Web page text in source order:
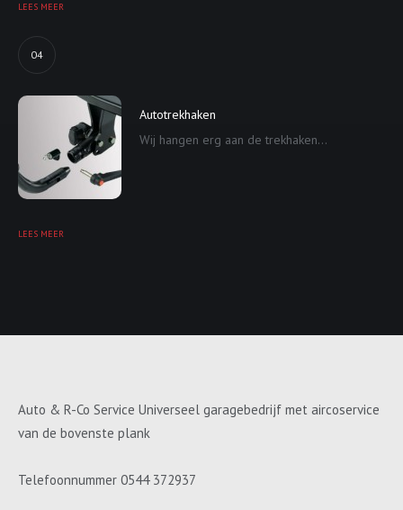
LEES MEER
04
Autotrekhaken
Wij hangen erg aan de trekhaken...
LEES MEER
Auto & R-Co Service Universeel garagebedrijf met aircoservice
van de bovenste plank
Telefoonnummer 0544 372937